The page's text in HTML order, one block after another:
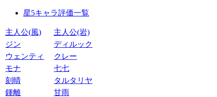
星5キャラ評価一覧
主人公(風)
主人公(岩)
ジン
ディルック
ウェンティ
クレー
モナ
七七
刻晴
タルタリヤ
鍾離
甘雨